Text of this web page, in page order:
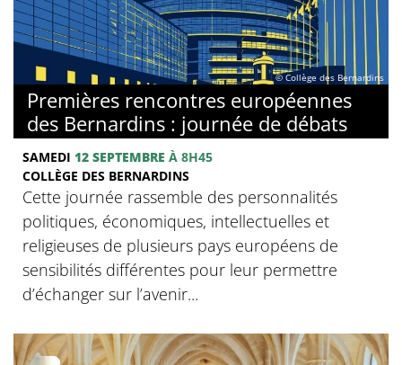
© Collège des Bernardins
Premières rencontres européennes
des Bernardins : journée de débats
SAMEDI 12 SEPTEMBRE À 8H45
COLLÈGE DES BERNARDINS
Cette journée rassemble des personnalités
politiques, économiques, intellectuelles et
religieuses de plusieurs pays européens de
sensibilités différentes pour leur permettre
d’échanger sur l’avenir...